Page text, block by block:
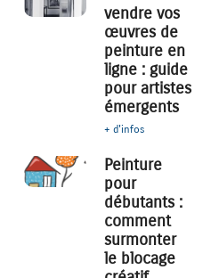
vendre vos
œuvres de
peinture en
ligne : guide
pour artistes
émergents
+ d'infos
Peinture
pour
débutants :
comment
surmonter
le blocage